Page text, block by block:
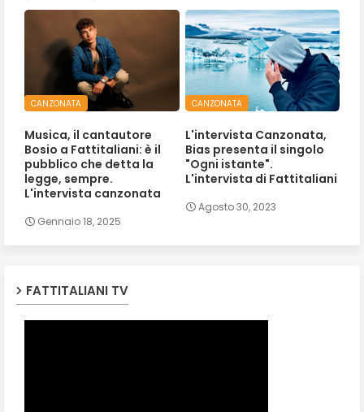
CANZONATA
Musica, il cantautore
Bosio a Fattitaliani: è il
pubblico che detta la
legge, sempre.
L'intervista canzonata
Gennaio 18, 2025
CANZONATA
L'intervista Canzonata,
Bias presenta il singolo
"Ogni istante".
L'intervista di Fattitaliani
Agosto 30, 2023
FATTITALIANI TV